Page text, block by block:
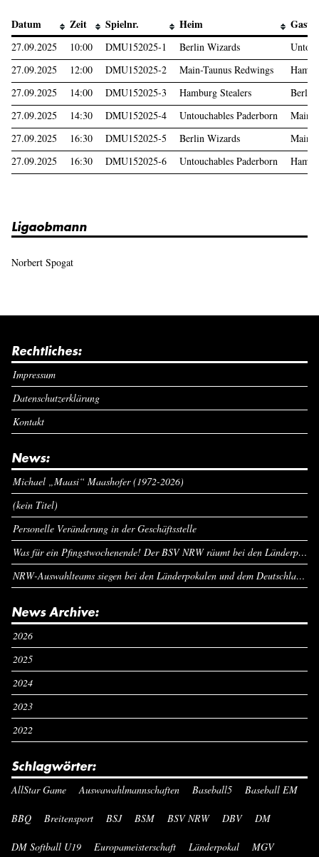
Datum Zeit Spielnr. Heim Gast
27.09.2025 10:00 DMU152025-1 Berlin Wizards
27.09.2025
12:00 DMU152025-2 Main-Taunus Redwings
27.09.2025
14:00 DMU152025-3 Hamburg Stealers
Berlin
27.09.2025
14:30 DMU152025-4 Untouchables Paderborn
Main-
27.09.2025
16:30 DMU152025-5 Berlin Wizards
Main-
27.09.2025
16:30 DMU152025-6 Untouchables Paderborn
Ligaobmann
Norbert Spogat
Rechtliches:
Impressum
Datenschutzerklärung
Kontakt
News:
Michael „Maasi“ Maashofer (1972-2026)
(kein Titel)
Personelle Veränderung in der Geschäftsstelle
Was für ein Pfingstwochenende! Der BSV NRW räumt bei den Länderpokalen ab
NRW-Auswahlteams siegen bei den Länderpokalen und dem Deutschlandcup an Pfingsten
News Archive:
2026
2025
2024
2023
2022
Schlagwörter:
AllStar Game Auswawahlmannschaften Baseball5 Baseball EM
BBQ Breitensport BSJ BSM BSV NRW DBV DM
DM Softball U19 Europameisterschaft Länderpokal MGV